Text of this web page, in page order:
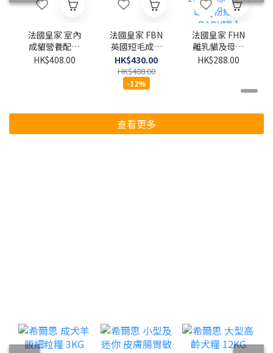
法國皇家 室內
成貓營養配方
4kg
HK$408.00
法國皇家 FBN
英國短毛成貓
專屬配方 4kg
HK$430.00
HK$488.00
-12%
法國皇家 FHN
離乳貓及母貓
營養主食罐頭
HK$288.00
查看更多